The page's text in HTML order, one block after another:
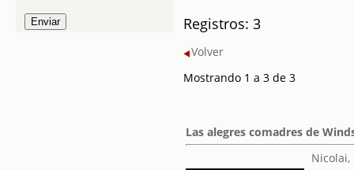
Registros: 3
Volver
Mostrando 1 a 3 de 3
Las alegres comadres de
Nicolai,